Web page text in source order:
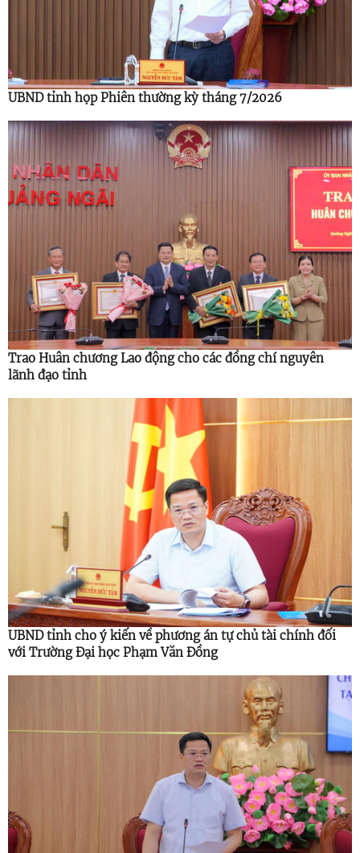
UBND tỉnh họp Phiên thường kỳ tháng 7/2026
Trao Huân chương Lao động cho các đồng chí nguyên
lãnh đạo tỉnh
UBND tỉnh cho ý kiến về phương án tự chủ tài chính đối
với Trường Đại học Phạm Văn Đồng